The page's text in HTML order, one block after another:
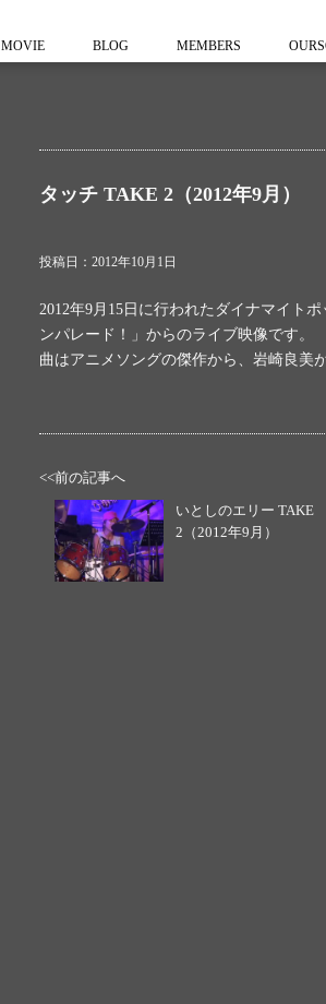
MOVIE BLOG MEMBERS
タッチ TAKE 2（2012年9月）
投稿日：2012年10月1日
2012年9月15日に行われたダイナマイト
ンパレード！」からのライブ映像です。
曲はアニメソングの傑作から、岩崎良美
<<前の記事へ
いとしのエリー TAKE
2（2012年9月）